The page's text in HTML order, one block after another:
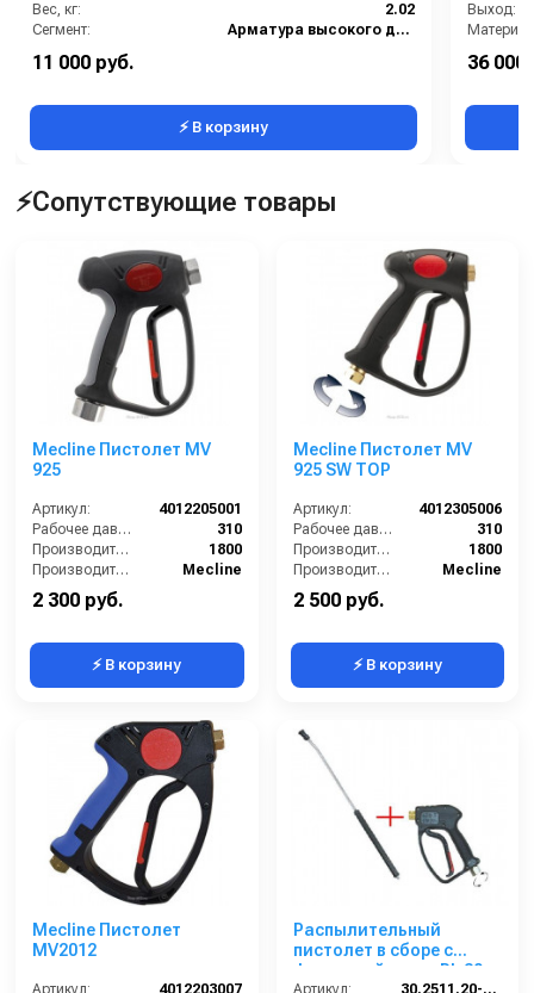
Вес, кг:
2.02
Сегмент:
Арматура высокого давления
Температура, C:
Цвет:
11 000 руб.
⚡ В корзину
Выход:
В
36 000
⚡Сопутствующие товары
Mecline Пистолет MV
925
Артикул:
4012205001
Рабочее давление (бар):
310
Производительность (л/ч):
1800
Производитель:
Mecline
2 300 руб.
⚡ В корзину
Mecline Пистолет MV
925 SW TOP
Артикул:
4012305006
Рабочее давление (бар):
310
Производительность (л/ч):
1800
Производитель:
Mecline
2 500 руб.
⚡ В корзину
Mecline Пистолет
MV2012
Артикул: 4012203007
Распылительный
пистолет в сборе с
форсункой курок RL 30 +
Артикул: 30.2511.20-600 ZINK PA